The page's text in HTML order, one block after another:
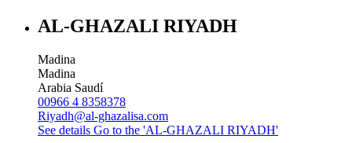
AL-GHAZALI RIYADH
Madina
Madina
Arabia Saudí
00966 4 8358378
Riyadh@al-ghazalisa.com
See details Go to the 'AL-GHAZALI RIYADH'